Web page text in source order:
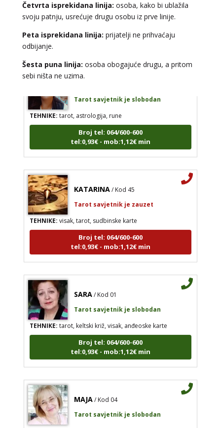
Četvrta isprekidana linija: osoba, kako bi ublažila
svoju patnju, usrećuje drugu osobu iz prve linije.
Peta isprekidana linija: prijatelji ne prihvaćaju
odbijanje.
Šesta puna linija: osoba obogajuće drugu, a pritom
sebi ništa ne uzima.
TEHNIKE:tarot, tarot marseille, ljubavni tarot, visak
Broj tel: 064/600-600
tel:0,93€ - mob:1,12€ min
ŽANA
TEHNIKE:tarot, astrologija, rune
Broj tel: 064/600-600
tel:0,93€ - mob:1,12€ min
TEHNIKE:visak, tarot, sudbinske karte
Broj tel: 064/600-600
tel:0,93€ - mob:1,12€ min
TEHNIKE:tarot, keltski križ, visak, anđeoske karte
Broj tel: 064/600-600
tel:0,93€ - mob:1,12€ min
TEHNIKE:tarot, detekcija i skidanje uroka, vidovitost,